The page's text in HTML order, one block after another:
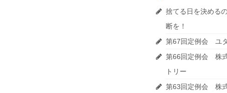
捨てる日を決める
断を！
第67回定例会 ユ
第66回定例会 株
トリー
第63回定例会 株